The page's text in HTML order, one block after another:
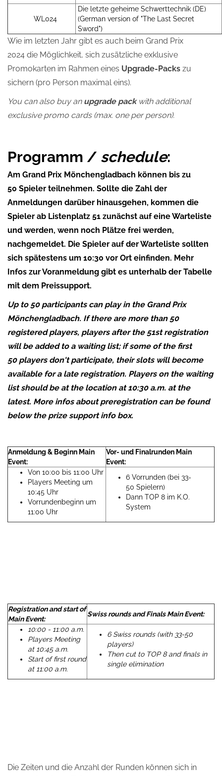
WL024
Die letzte geheime Schwerttechnik (DE)
(German version of "The Last Secret
Sword")
Wie im letzten Jahr gibt es auch beim Grand Prix
2024 die Möglichkeit, sich zusätzliche exklusive
Promokarten im Rahmen eines Upgrade-Packs zu
sichern (pro Person maximal eins).
You can also buy an upgrade pack with additional
exclusive promo cards (max. one per person).
Programm / schedule:
Am Grand Prix Mönchengladbach können bis zu
50 Spieler teilnehmen. Sollte die Zahl der
Anmeldungen darüber hinausgehen, kommen die
Spieler ab Listenplatz 51 zunächst auf eine Warteliste
und werden, wenn noch Plätze frei werden,
nachgemeldet. Die Spieler auf der Warteliste sollten
sich spätestens um 10:30 vor Ort einfinden. Mehr
Infos zur Voranmeldung gibt es unterhalb der Tabelle
mit dem Preissupport.
Up to 50participants can play in the Grand Prix
Mönchengladbach. If there are more than 50
registered players, players after the 51st registration
will be added to a waiting list; if some of the first
50 players don't participate, their slots will become
available for a late registration. Players on the waiting
list should be at the location at 10:30 a.m. at the
latest. More infos about preregistration can be found
below the prize support info box.
Anmeldung & Beginn Main
Event:
Vor- und Finalrunden Main
Event:
Von 10:00 bis 11:00 Uhr
Players Meeting um
10:45 Uhr
Vorrundenbeginn um
11:00 Uhr
6 Vorrunden (bei 33-
50 Spielern)
Dann TOP 8 im K.O.
System
Registration and start of
Main Event:
Swiss rounds and Finals Main Event:
10:00 - 11:00 a.m.
Players Meeting
at 10:45 a.m.
Start of first round
at 11:00 a.m.
6 Swiss rounds (with 33-50
players)
Then cut to TOP 8 and finals in
single elimination
Die Zeiten und die Anzahl der Runden können sich in